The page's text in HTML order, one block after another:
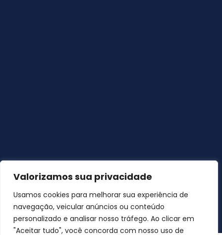
Valorizamos sua privacidade
Usamos cookies para melhorar sua experiência de
navegação, veicular anúncios ou conteúdo
personalizado e analisar nosso tráfego. Ao clicar em
"Aceitar tudo", você concorda com nosso uso de